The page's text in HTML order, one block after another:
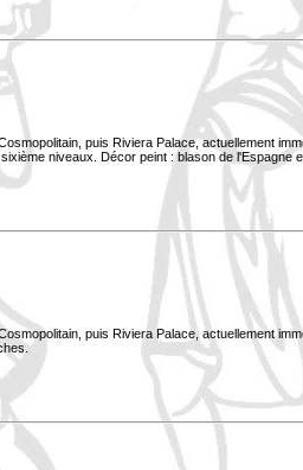
puis Riviera Palace, actuellement
niveaux. Décor peint : blason de l'Espagne
puis Riviera Palace, actuellement